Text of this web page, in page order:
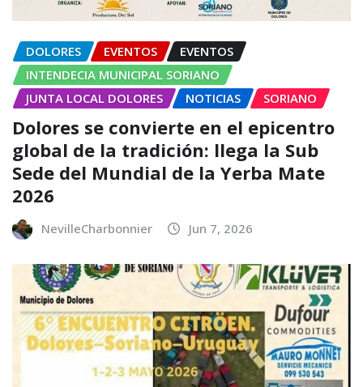
DOLORES EVENTOS
EVENTOS
INTENDECIA MUNICIPAL SORIANO
JUNTA LOCAL DOLORES
NOTICIAS SORIANO
Dolores se convierte en el epicentro
global de la tradición: llega la Sub
Sede del Mundial de la Yerba Mate
2026
NevilleCharbonnier Jun 7, 2026